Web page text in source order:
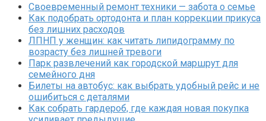
Своевременный ремонт техники — забота о семье
Как подобрать ортодонта и план коррекции прикуса
без лишних расходов
ЛПНП у женщин: как читать липидограмму по
возрасту без лишней тревоги
Парк развлечений как городской маршрут для
семейного дня
Билеты на автобус: как выбрать удобный рейс и не
ошибиться с деталями
Как собрать гардероб, где каждая новая покупка